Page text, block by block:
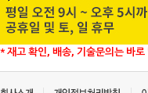
* 재고 확인, 배송, 기술문의는 바